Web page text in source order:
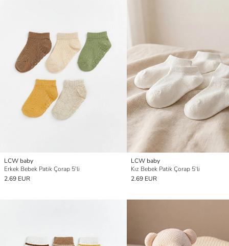
LCW baby
Erkek Bebek Patik Çorap 5'li
2.69 EUR
LCW baby
Kız Bebek Patik Çorap 5'li
2.69 EUR